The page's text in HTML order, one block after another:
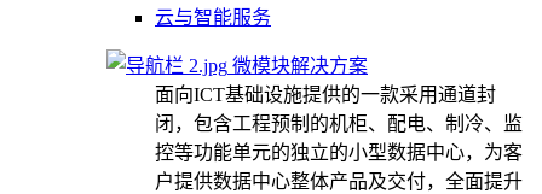
云与智能服务
微模块解决方案
面向ICT基础设施提供的一款采用通道封
闭，包含工程预制的机柜、配电、制冷、监
控等功能单元的独立的小型数据中心，为客
户提供数据中心整体产品及交付，全面提升